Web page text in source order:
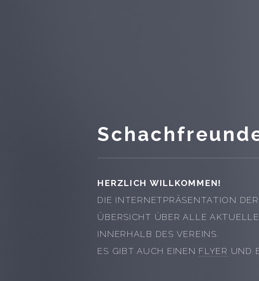
HERZLICH WILLKOMMEN!
DIE INTERNETPRÄSENTATION
ÜBERSICHT ÜBER ALLE
INNERHALB DES VEREINS.
ES GIBT AUCH EINEN FLYER UND